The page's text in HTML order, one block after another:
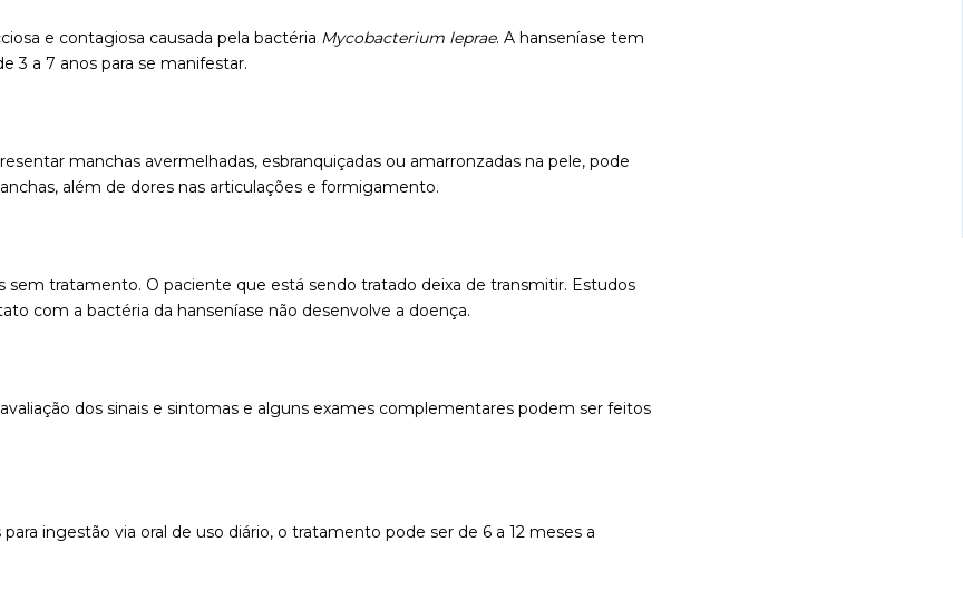
e contagiosa causada pela bactéria Mycobacterium leprae. A hanseníase tem
3 a 7 anos para se manifestar.
manchas avermelhadas, esbranquiçadas ou amarronzadas na pele, pode
além de dores nas articulações e formigamento.
sem tratamento. O paciente que está sendo tratado deixa de transmitir. Estudos
com a bactéria da hanseníase não desenvolve a doença.
dos sinais e sintomas e alguns exames complementares podem ser feitos
ingestão via oral de uso diário, o tratamento pode ser de 6 a 12 meses a